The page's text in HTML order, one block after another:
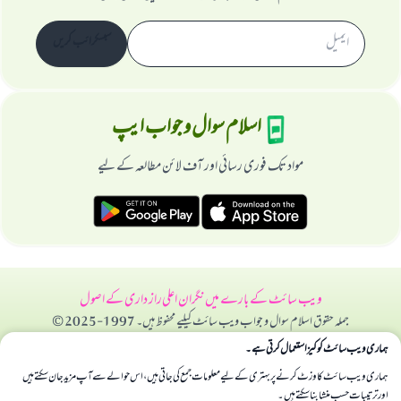
اسلام سوال و جواب ایپ
مواد تک فوری رسائی اور آف لائن مطالعہ کے لیے
ویب سائٹ کے بارے میںنگران اعلیراز داری کے اصول
جملہ حقوق اسلام سوال و جواب ویب سائٹ کیلیے محفوظ ہیں۔ 1997-2025 ©
ہماری ویب سائٹ کوکیز استعمال کرتی ہے۔
ہماری ویب سائٹ کا وزٹ کرنے پر بہتری کے لیے معلومات جمع کی جاتی ہیں، اس حوالے سے آپ مزید جان سکتے ہیں
اور ترتیبات حسب منشا بنا سکتے ہیں۔